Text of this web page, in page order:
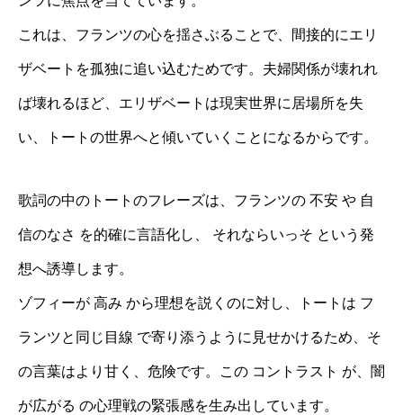
これは、フランツの心を揺さぶることで、間接的にエリ
ザベートを孤独に追い込むためです。夫婦関係が壊れれ
ば壊れるほど、エリザベートは現実世界に居場所を失
い、トートの世界へと傾いていくことになるからです。
歌詞の中のトートのフレーズは、フランツの 不安 や 自
信のなさ を的確に言語化し、 それならいっそ という発
想へ誘導します。
ゾフィーが 高み から理想を説くのに対し、トートは フ
ランツと同じ目線 で寄り添うように見せかけるため、そ
の言葉はより甘く、危険です。この コントラスト が、闇
が広がる の心理戦の緊張感を生み出しています。